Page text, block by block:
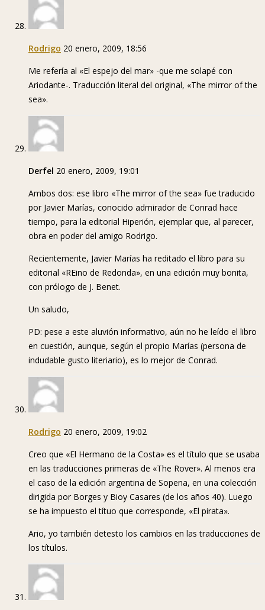
Rodrigo 20 enero, 2009, 18:56
Me refería al «El espejo del mar» -que me solapé con
Ariodante-. Traducción literal del original, «The mirror of the
sea».
Derfel 20 enero, 2009, 19:01
Ambos dos: ese libro «The mirror of the sea» fue traducido
por Javier Marías, conocido admirador de Conrad hace
tiempo, para la editorial Hiperión, ejemplar que, al parecer,
obra en poder del amigo Rodrigo.
Recientemente, Javier Marías ha reditado el libro para su
editorial «REino de Redonda», en una edición muy bonita,
con prólogo de J. Benet.
Un saludo,
PD: pese a este aluvión informativo, aún no he leído el libro
en cuestión, aunque, según el propio Marías (persona de
indudable gusto literiario), es lo mejor de Conrad.
Rodrigo 20 enero, 2009, 19:02
Creo que «El Hermano de la Costa» es el título que se usaba
en las traducciones primeras de «The Rover». Al menos era
el caso de la edición argentina de Sopena, en una colección
dirigida por Borges y Bioy Casares (de los años 40). Luego
se ha impuesto el títuo que corresponde, «El pirata».
Ario, yo también detesto los cambios en las traducciones de
los títulos.